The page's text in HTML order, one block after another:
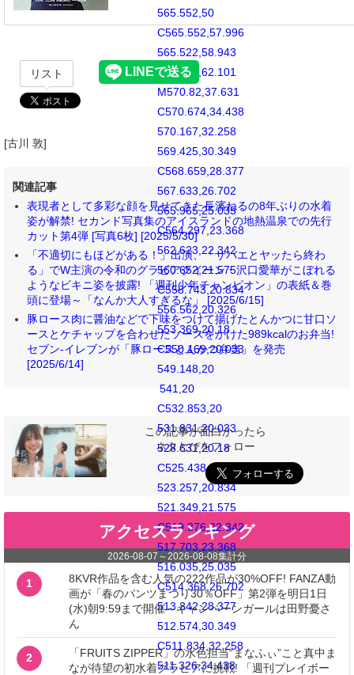
565.552,50
C565.552,57.996
565.522,58.943
565.378,62.101
M570.82,37.631
C570.674,34.438
570.167,32.258
569.425,30.349
C568.659,28.377
567.633,26.702
565.965,25.035
C564.297,23.368
562.623,22.342
560.652,21.575
C558.743,20.834
556.562,20.326
553.369,20.18
C550.169,20.033
549.148,20
541,20
C532.853,20
531.831,20.033
528.631,20.18
C525.438,20.326
523.257,20.834
521.349,21.575
C519.376,22.342
517.703,23.368
516.035,25.035
C514.368,26.702
513.342,28.377
512.574,30.349
C511.834,32.258
511.326,34.438
リスト
[古川 敦]
関連記事
表現者として多彩な顔を見せてきた長濱ねるの8年ぶりの水着
姿が解禁! セカンド写真集のアイスランドの地熱温泉での先行
カット第4弾 [写真6枚] [2025/5/30]
「不適切にもほどがある！」出演、「サバエとヤッたら終わ
る」でW主演の令和のグラビアクイーン・沢口愛華がこぼれる
ようなビキニ姿を披露! 「週刊少年チャンピオン」の表紙＆巻
頭に登場～「なんか大人すぎるな」 [2025/6/15]
豚ロース肉に醤油などで下味をつけて揚げたとんかつに甘口ソ
ースとケチャップを合わせたソースをかけた989kcalのお弁当!
セブン‐イレブンが「豚ロースとんかつ弁当」を発売
[2025/6/14]
この記事が面白かったら
ネタとぴをフォロー
アクセスランキング
2026-08-07 ～2026-08-08集計分
1
8KVR作品を含む人気の222作品が30%OFF! FANZA動
画が「春のパンツまつり30％OFF」第2弾を明日1日
(水)朝9:59まで開催～キャンペーンガールは田野憂さ
ん
2
「FRUITS ZIPPER」の水色担当“まなふぃ”こと真中ま
なが待望の初水着グラビアに挑戦! 「週刊プレイボー